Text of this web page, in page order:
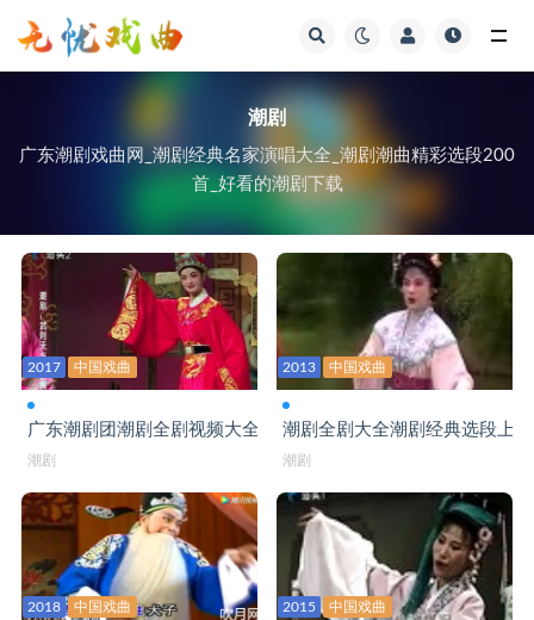
潮剧
广东潮剧戏曲网_潮剧经典名家演唱大全_潮剧潮曲精彩选段200
首_好看的潮剧下载
2017 中国戏曲
广东潮剧团潮剧全剧视频大全
潮剧
2013 中国戏曲
潮剧全剧大全潮剧经典选段上部
潮剧
2018 中国戏曲 2015 中国戏曲